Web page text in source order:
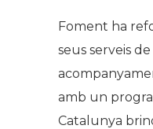
Foment ha
seus serveis
amb un
Catalunya